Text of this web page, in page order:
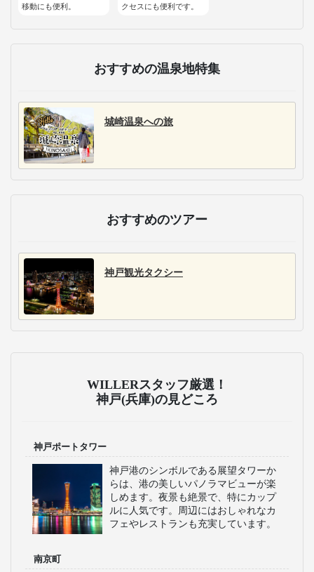
移動にも便利。
クセスにも便利です。
おすすめの温泉地特集
城崎温泉への旅
おすすめのツアー
神戸観光タクシー
WILLERスタッフ厳選！
神戸(兵庫)の見どころ
神戸ポートタワー
神戸港のシンボルである展望タワーか
らは、港の美しいパノラマビューが楽
しめます。夜景も絶景で、特にカップ
ルに人気です。周辺にはおしゃれなカ
フェやレストランも充実しています。
南京町